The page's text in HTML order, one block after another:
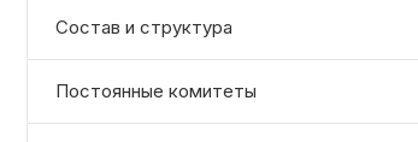
Состав и структура
Постоянные комитеты